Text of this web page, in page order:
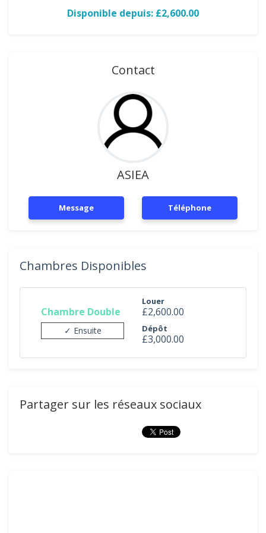
Disponible depuis: £2,600.00
Contact
ASIEA
Message Téléphone
Chambres Disponibles
Chambre Double
✓ Ensuite
Louer
£2,600.00
Dépôt
£3,000.00
Partager sur les réseaux sociaux